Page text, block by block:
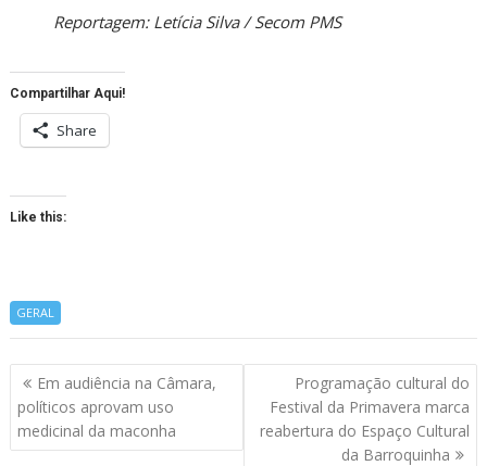
Reportagem: Letícia Silva / Secom PMS
Compartilhar Aqui!
Share
Like this:
GERAL
Navegação
de
artigos
Em audiência na Câmara,
políticos aprovam uso
medicinal da maconha
Programação cultural do
Festival da Primavera marca
reabertura do Espaço Cultural
da Barroquinha